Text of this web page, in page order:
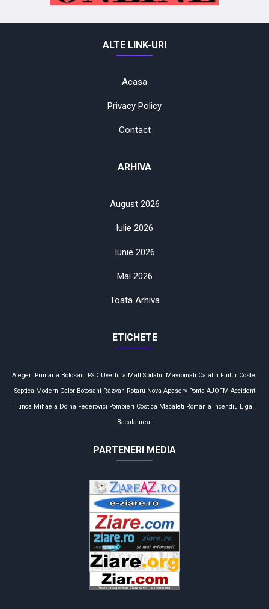
ALTE LINK-URI
Acasa
Privacy Policy
Contact
ARHIVA
August 2026
Iulie 2026
Iunie 2026
Mai 2026
Toata Arhiva
ETICHETE
Alegeri Primaria Botosani PSD Uvertura Mall Spitalul Mavromati Catalin Flutur Costel
Soptica Modern Calor Botosani Razvan Rotaru Nova Apaserv Ponta AJOFM Accident
Hunca Mihaela Doina Federovici Pompieri Costica Macaleti România Incendiu Liga I
Bacalaureat
PARTENERI MEDIA